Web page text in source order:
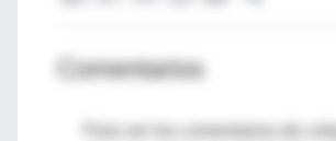
Comentarios
Para ver los comentarios de